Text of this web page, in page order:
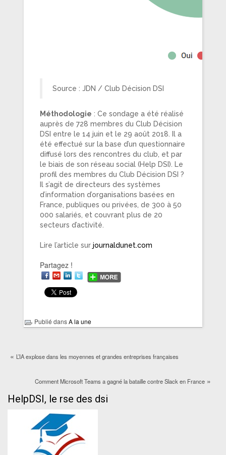
Source : JDN / Club Décision DSI
Méthodologie : Ce sondage a été réalisé
auprès de 728 membres du Club Décision
DSI entre le 14 juin et le 29 août 2018. Il a
été effectué sur la base d’un questionnaire
diffusé lors des rencontres du club, et par
le biais de son réseau social (Help DSI). Le
profil des membres du Club Décision DSI ?
Il s’agit de directeurs des systèmes
d’information d’organisations basées en
France, publiques ou privées, de 300 à 50
000 salariés, et couvrant plus de 20
secteurs d’activité.
Lire l’article sur journaldunet.com
Partagez !
Publié dansA la une
« L’IA explose dans les moyennes et grandes entreprises françaises
Comment Microsoft Teams a gagné la bataille contre Slack en France »
HelpDSI, le rse des dsi